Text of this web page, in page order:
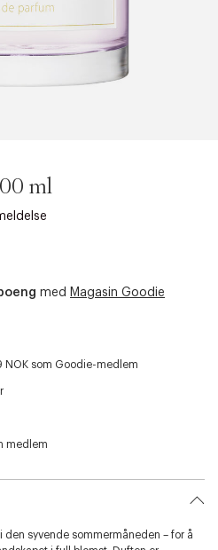
ml
med Magasin Goodie
NOK som Goodie-medlem
medlem
den syvende sommermåneden – for å